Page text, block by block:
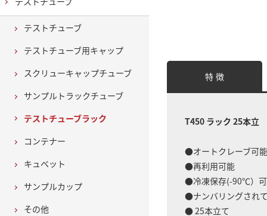
特 徴
T450 ラック 25本立
●オートクレーブ可能
●再利用可能
●冷凍保存(-90℃）
●ナンバリングされ
● 25本立て
テストチューブ
テストチューブ用キャップ
スクリューキャップチューブ
サンプルトラックチューブ
テストチューブラック
コンテナー
キュベット
サンプルカップ
その他